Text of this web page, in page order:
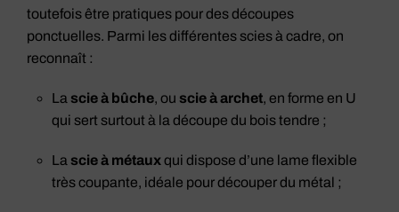
toutefois être pratiques pour des découpes
ponctuelles. Parmi les différentes scies à cadre, on
reconnaît :
La scie à bûche, ou scie à archet, en forme en U
qui sert surtout à la découpe du bois tendre ;
La scie à métaux qui dispose d’une lame flexible
très coupante, idéale pour découper du métal ;